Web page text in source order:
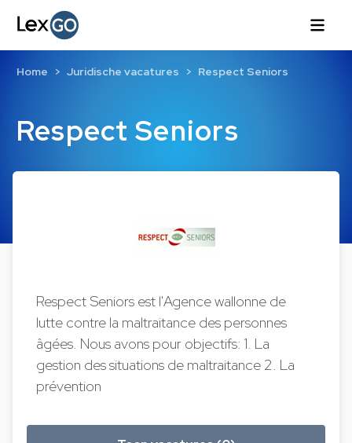
Respect Seniors
Home Juridische vacatures Respect Seniors
Respect Seniors est l'Agence wallonne de
lutte contre la maltraitance des personnes
âgées. Nous avons pour objectifs: 1. La
gestion des situations de maltraitance 2. La
prévention